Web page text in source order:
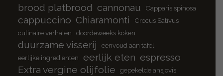
brood platbrood cannonau Capparis spinosa
cappuccino Chiaramonti
Crocus Sativus
culinaire verhalen
doordeweeks koken
duurzame visserij
eenvoud aan tafel
eerlijke ingrediënten
eerlijk eten espresso
Extra vergine olijfolie
gepekelde ansjovis